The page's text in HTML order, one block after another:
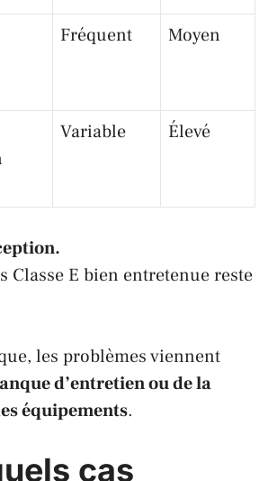
Fréquent Moyen
Variable Élevé
Classe E bien entretenue reste
les problèmes viennent
d’entretien ou de la
équipements.
cas